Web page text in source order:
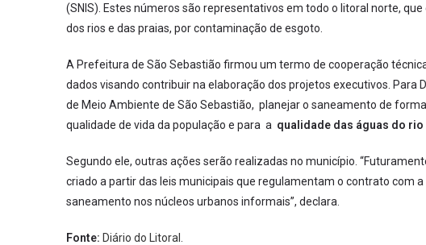
(SNIS). Estes números são representativos em todo o litoral norte,
dos rios e das praias, por contaminação de esgoto.
A Prefeitura de São Sebastião firmou um termo de cooperação
dados visando contribuir na elaboração dos projetos executivos. Para
de Meio Ambiente de São Sebastião, planejar o saneamento de
qualidade de vida da população e para a qualidade das águas do
Segundo ele, outras ações serão realizadas no município.
criado a partir das leis municipais que regulamentam o contrato com
saneamento nos núcleos urbanos informais”, declara.
Fonte: Diário do Litoral.